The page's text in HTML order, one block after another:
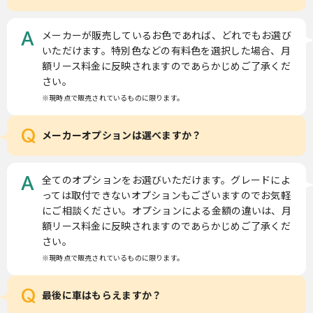
A
メーカーが販売しているお色であれば、どれでもお選び
いただけます。特別色などの有料色を選択した場合、月
額リース料金に反映されますのであらかじめご了承くだ
さい。
※現時点で販売されているものに限ります。
Q メーカーオプションは選べますか？
A
全てのオプションをお選びいただけます。グレードによ
っては取付できないオプションもございますのでお気軽
にご相談ください。オプションによる金額の違いは、月
額リース料金に反映されますのであらかじめご了承くだ
さい。
※現時点で販売されているものに限ります。
Q 最後に車はもらえますか？